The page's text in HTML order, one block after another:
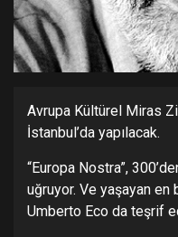
Avrupa Kültürel Miras
İstanbul’da yapılacak.
“Europa Nostra”,
uğruyor. Ve yaşayan
Umberto Eco da teşrif